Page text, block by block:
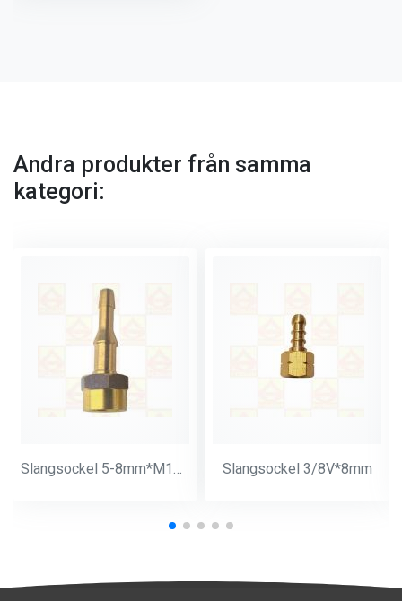
Andra produkter från samma
kategori:
Slangsockel 5-8mm*M14*1 Slangsockel 3/8V*8mm